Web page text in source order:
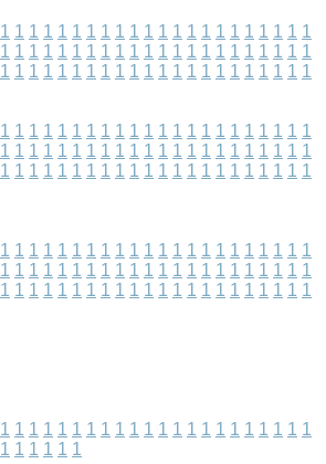
1 1 1 1 1 1 1 1 1 1 1 1 1 1 1 1 1 1 1 1 1 1
1 1 1 1 1 1 1 1 1 1 1 1 1 1 1 1 1 1 1 1 1 1
1 1 1 1 1 1 1 1 1 1 1 1 1 1 1 1 1 1 1 1 1 1
1 1 1 1 1 1 1 1 1 1 1 1 1 1 1 1 1 1 1 1 1 1
1 1 1 1 1 1 1 1 1 1 1 1 1 1 1 1 1 1 1 1 1 1
1 1 1 1 1 1 1 1 1 1 1 1 1 1 1 1 1 1 1 1 1 1
1 1 1 1 1 1 1 1 1 1 1 1 1 1 1 1 1 1 1 1 1 1
1 1 1 1 1 1 1 1 1 1 1 1 1 1 1 1 1 1 1 1 1 1
1 1 1 1 1 1 1 1 1 1 1 1 1 1 1 1 1 1 1 1 1 1
1 1 1 1 1 1 1 1 1 1 1 1 1 1 1 1 1 1 1 1 1 1
1 1 1 1 1 1